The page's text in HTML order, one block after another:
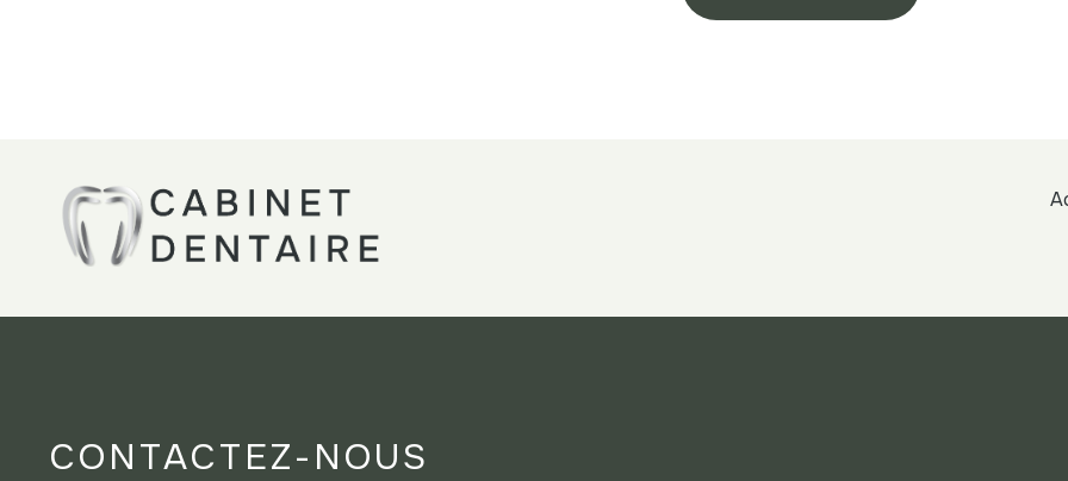
CONTACTEZ-NOUS